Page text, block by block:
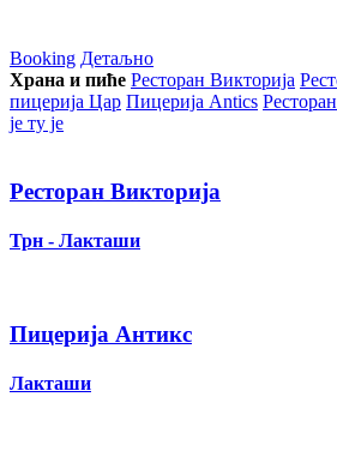
Booking Детаљно
Храна и пиће Ресторан Викторија
пицерија Цар Пицерија Аntics
је ту је
Ресторан Викторија
Трн - Лакташи
Пицерија Антикс
Лакташи